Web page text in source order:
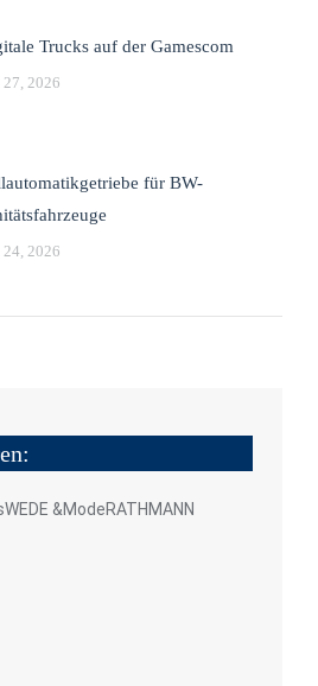
Trucks auf der Gamescom
2026
für BW-
2026